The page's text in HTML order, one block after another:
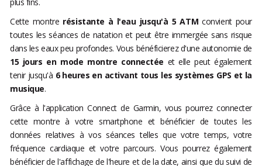
plus fins.
Cette montre résistante à l'eau jusqu'à 5 ATM convient pour
toutes les séances de natation et peut être immergée sans risque
dans les eaux peu profondes. Vous bénéficierez d'une autonomie de
15 jours en mode montre connectée et elle peut également
tenir jusqu'à 6 heures en activant tous les systèmes GPS et la
musique.
Grâce à l'application Connect de Garmin, vous pourrez connecter
cette montre à votre smartphone et bénéficier de toutes les
données relatives à vos séances telles que votre temps, votre
fréquence cardiaque et votre parcours. Vous pourrez également
bénéficier de l'affichage de l'heure et de la date, ainsi que du suivi de